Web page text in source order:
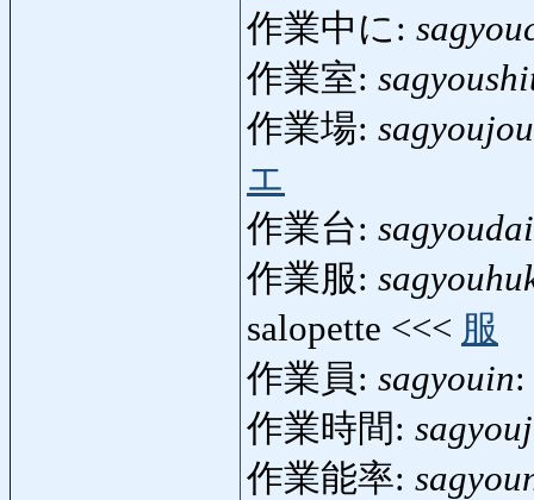
作業中に:
作業室:
作業場: sagyoujou
エ
作業台: sagyoudai
作業服:
salopette <<< 服
作業員: sagyouin:
作業時間:
作業能率: